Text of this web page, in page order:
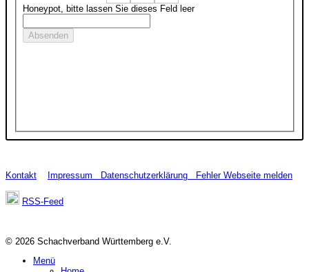
Honeypot, bitte lassen Sie dieses Feld leer
Kontakt Impressum Datenschutzerklärung Fehler Webseite melden
RSS-Feed
© 2026 Schachverband Württemberg e.V.
Menü